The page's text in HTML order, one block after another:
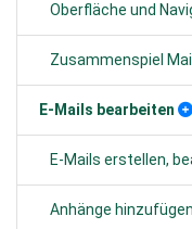
Oberfläche und
Zusammenspiel
E-Mails bearbeiten
E-Mails erstellen,
Anhänge hinzufügen